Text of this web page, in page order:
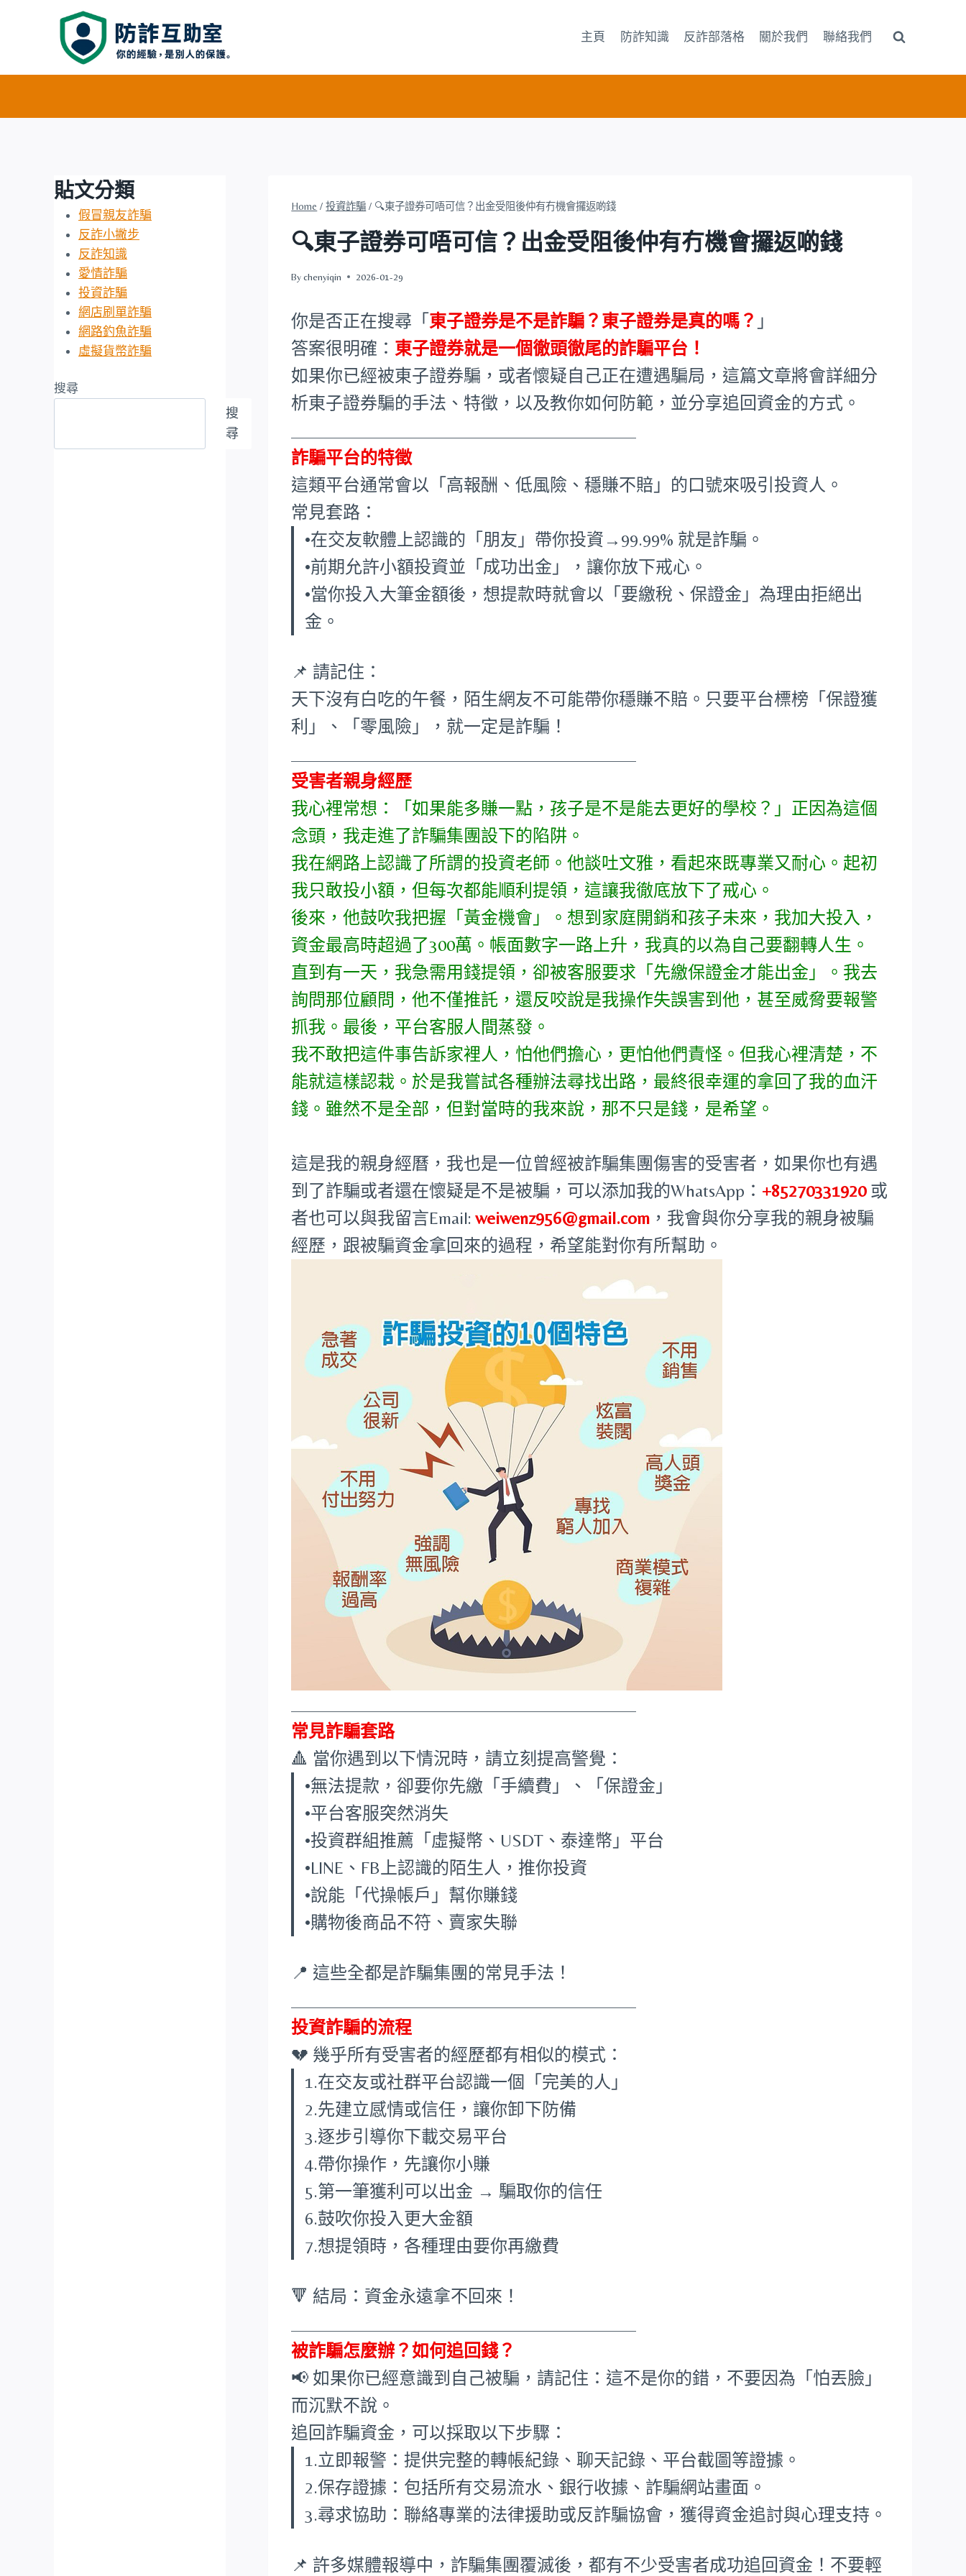
主頁 防詐知識 反詐部落格 關於我們 聯絡我們
Home / 投資詐騙 / 🔍東子證券可唔可信？出金受阻後仲有冇機會攞返啲錢
🔍東子證券可唔可信？出金受阻後仲有冇機會攞返啲錢
By chenyiqin 2026-01-29
你是否正在搜尋「 東子證券是不是詐騙？ 東子證券是真的嗎？ 」
答案很明確： 東子證券就是一個徹頭徹尾的詐騙平台！
如果你已經被東子證券騙，或者懷疑自己正在遭遇騙局，這篇文章將會詳細分
析東子證券騙的手法、特徵，以及教你如何防範，並分享追回資金的方式。
詐騙平台的特徵
這類平台通常會以「高報酬、低風險、穩賺不賠」的口號來吸引投資人。
常見套路：
•在交友軟體上認識的「朋友」帶你投資→99.99% 就是詐騙。
•前期允許小額投資並「成功出金」，讓你放下戒心。
•當你投入大筆金額後，想提款時就會以「要繳稅、保證金」為理由拒絕出
金。
📌 請記住：
天下沒有白吃的午餐，陌生網友不可能帶你穩賺不賠。只要平台標榜「保證獲
利」、「零風險」，就一定是詐騙！
受害者親身經歷
我心裡常想：「如果能多賺一點，孩子是不是能去更好的學校？」正因為這個
念頭，我走進了詐騙集團設下的陷阱。
我在網路上認識了所謂的投資老師。他談吐文雅，看起來既專業又耐心。起初
我只敢投小額，但每次都能順利提領，這讓我徹底放下了戒心。
後來，他鼓吹我把握「黃金機會」。想到家庭開銷和孩子未來，我加大投入，
資金最高時超過了300萬。帳面數字一路上升，我真的以為自己要翻轉人生。
直到有一天，我急需用錢提領，卻被客服要求「先繳保證金才能出金」。我去
詢問那位顧問，他不僅推託，還反咬說是我操作失誤害到他，甚至威脅要報警
抓我。最後，平台客服人間蒸發。
我不敢把這件事告訴家裡人，怕他們擔心，更怕他們責怪。但我心裡清楚，不
能就這樣認栽。於是我嘗試各種辦法尋找出路，最終很幸運的拿回了我的血汗
錢。雖然不是全部，但對當時的我來說，那不只是錢，是希望。
這是我的親身經曆，我也是一位曾經被詐騙集團傷害的受害者，如果你也有遇
到了詐騙或者還在懷疑是不是被騙，可以添加我的WhatsApp： +85270331920 或
者也可以與我留言Email: weiwenz956@gmail.com ，我會與你分享我的親身被騙
經歷，跟被騙資金拿回來的過程，希望能對你有所幫助。
常見詐騙套路
🔺 當你遇到以下情況時，請立刻提高警覺：
•無法提款，卻要你先繳「手續費」、「保證金」
•平台客服突然消失
•投資群組推薦「虛擬幣、USDT、泰達幣」平台
•LINE、FB上認識的陌生人，推你投資
•說能「代操帳戶」幫你賺錢
•購物後商品不符、賣家失聯
📍 這些全都是詐騙集團的常見手法！
投資詐騙的流程
💔 幾乎所有受害者的經歷都有相似的模式：
1.在交友或社群平台認識一個「完美的人」
2.先建立感情或信任，讓你卸下防備
3.逐步引導你下載交易平台
4.帶你操作，先讓你小賺
5.第一筆獲利可以出金 → 騙取你的信任
6.鼓吹你投入更大金額
7.想提領時，各種理由要你再繳費
🔻 結局：資金永遠拿不回來！
被詐騙怎麼辦？如何追回錢？
📢 如果你已經意識到自己被騙，請記住：這不是你的錯，不要因為「怕丟臉」
而沉默不說。
追回詐騙資金，可以採取以下步驟：
1.立即報警：提供完整的轉帳紀錄、聊天記錄、平台截圖等證據。
2.保存證據：包括所有交易流水、銀行收據、詐騙網站畫面。
3.尋求協助：聯絡專業的法律援助或反詐騙協會，獲得資金追討與心理支持。
📌 許多媒體報導中，詐騙集團覆滅後，都有不少受害者成功追回資金！不要輕
貼文分類
假冒親友詐騙
反詐小撇步
反詐知識
愛情詐騙
投資詐騙
網店刷單詐騙
網路釣魚詐騙
虛擬貨幣詐騙
搜尋
搜
尋